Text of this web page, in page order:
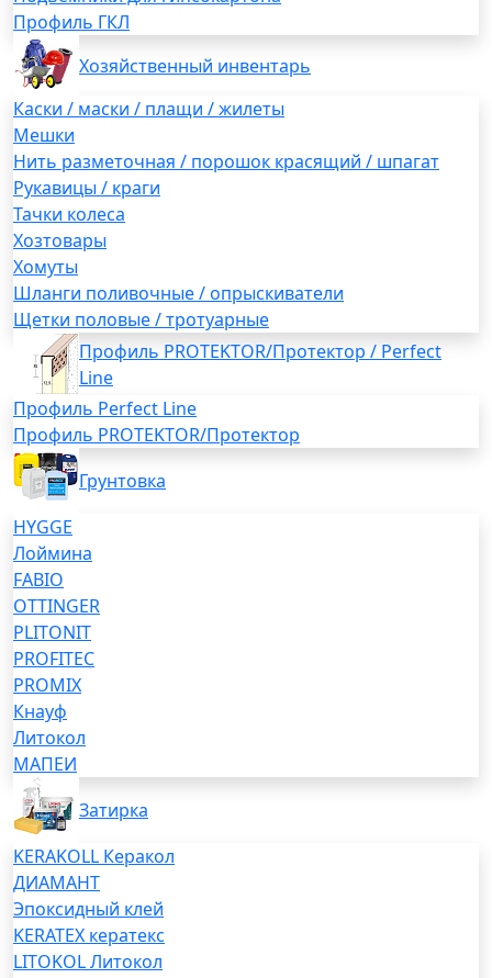
Профиль ГКЛ
Хозяйственный инвентарь
Каски / маски / плащи / жилеты
Мешки
Нить разметочная / порошок красящий / шпагат
Рукавицы / краги
Тачки колеса
Хозтовары
Хомуты
Шланги поливочные / опрыскиватели
Щетки половые / тротуарные
Профиль PROTEKTOR/Протектор / Perfect
Line
Профиль Perfect Line
Профиль PROTEKTOR/Протектор
Грунтовка
HYGGE
Лоймина
FABIO
OTTINGER
PLITONIT
PROFITEC
PROMIX
Кнауф
Литокол
МАПЕИ
Затирка
KERAKOLL Керакол
ДИАМАНТ
Эпоксидный клей
KERATEX кератекс
LITOKOL Литокол